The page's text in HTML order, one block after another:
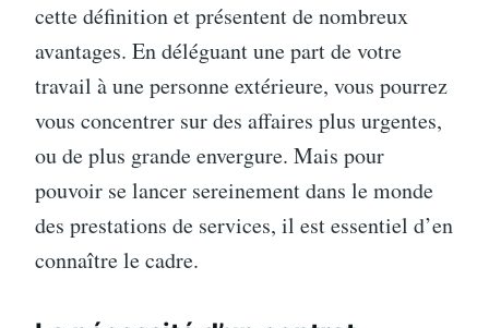
cette définition et présentent de nombreux
avantages. En déléguant une part de votre
travail à une personne extérieure, vous pourrez
vous concentrer sur des affaires plus urgentes,
ou de plus grande envergure. Mais pour
pouvoir se lancer sereinement dans le monde
des prestations de services, il est essentiel d’en
connaître le cadre.